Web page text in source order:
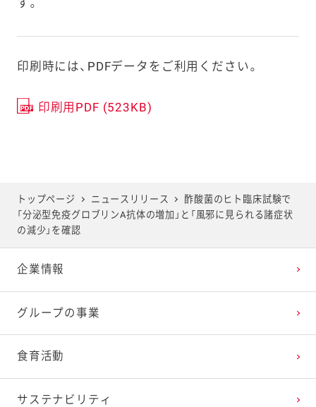
印刷時には、PDFデータをご利用ください。
印刷用PDF (523KB)
トップページ ニュースリリース
酢酸菌のヒト臨床試験で
「分泌型免疫グロブリンA抗体の増加」と「風邪に見られる諸症状
の減少」を確認
企業情報
グループの事業
食育活動
サステナビリティ